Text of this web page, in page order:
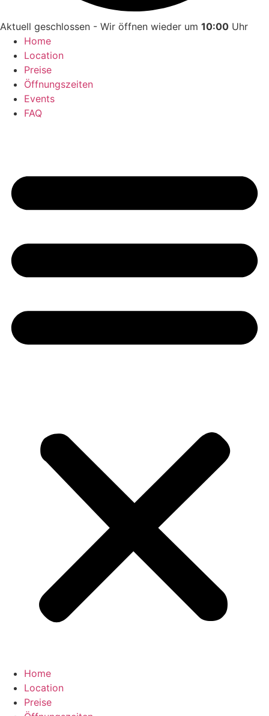
Aktuell geschlossen - Wir öffnen wieder um 10:00 Uhr
Home
Location
Preise
Öffnungszeiten
Events
FAQ
Home
Location
Preise